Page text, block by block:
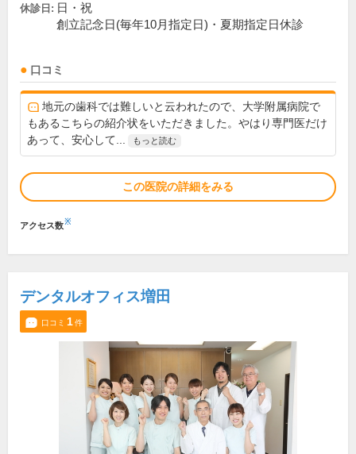
休診日: 日・祝
創立記念日(毎年10月指定日)・夏期指定日休診
口コミ
地元の歯科では難しいと云われたので、大学附属病院で
もあるこちらの紹介状をいただきました。やはり専門医だけ
あって、安心して...
もっと読む
この医院の詳細をみる
アクセス数※
デンタルオフィス増田
口コミ 1件